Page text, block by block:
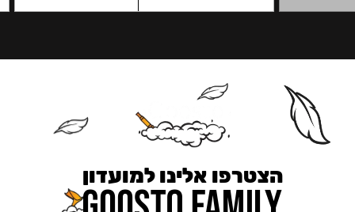
הצטרפו אלינו למועדון